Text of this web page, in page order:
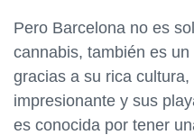
Pero Barcelona no es
cannabis, también es
gracias a su rica
impresionante y sus
es conocida por tener